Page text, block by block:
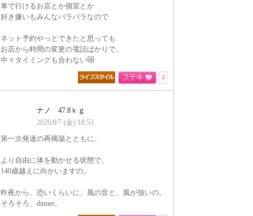
車で行けるお店とか個室とか
好き嫌いもみんなバラバラなので
ネット予約やっとできたと思っても
お店から時間の変更の電話ばかりで。
中々タイミングも合わない😿
4
ナノ 47.8ｋｇ
2026/8/7 (金) 18:53
第一次発達の再構築とともに、
より自由に体を動かせる状態で、
140歳越えに向かいますの。
昨夜から、恐いくらいに、風の音と、風が強いの。
そろそろ、dinner。